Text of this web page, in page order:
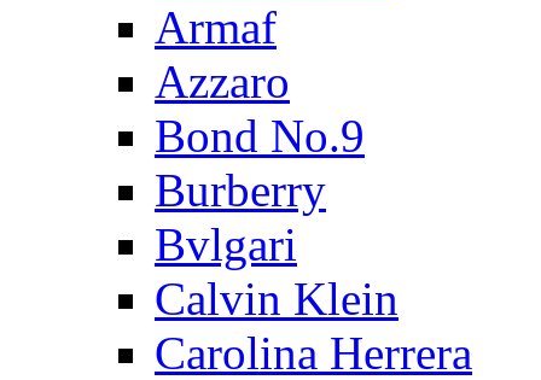
Armaf
Azzaro
Bond No.9
Burberry
Bvlgari
Calvin Klein
Carolina Herrera